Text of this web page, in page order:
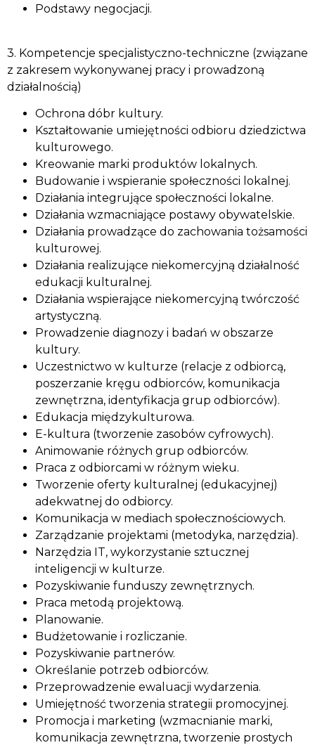
Podstawy negocjacji.
3. Kompetencje specjalistyczno-techniczne (związane
z zakresem wykonywanej pracy i prowadzoną
działalnością)
Ochrona dóbr kultury.
Kształtowanie umiejętności odbioru dziedzictwa
kulturowego.
Kreowanie marki produktów lokalnych.
Budowanie i wspieranie społeczności lokalnej.
Działania integrujące społeczności lokalne.
Działania wzmacniające postawy obywatelskie.
Działania prowadzące do zachowania tożsamości
kulturowej.
Działania realizujące niekomercyjną działalność
edukacji kulturalnej.
Działania wspierające niekomercyjną twórczość
artystyczną.
Prowadzenie diagnozy i badań w obszarze
kultury.
Uczestnictwo w kulturze (relacje z odbiorcą,
poszerzanie kręgu odbiorców, komunikacja
zewnętrzna, identyfikacja grup odbiorców).
Edukacja międzykulturowa.
E-kultura (tworzenie zasobów cyfrowych).
Animowanie różnych grup odbiorców.
Praca z odbiorcami w różnym wieku.
Tworzenie oferty kulturalnej (edukacyjnej)
adekwatnej do odbiorcy.
Komunikacja w mediach społecznościowych.
Zarządzanie projektami (metodyka, narzędzia).
Narzędzia IT, wykorzystanie sztucznej
inteligencji w kulturze.
Pozyskiwanie funduszy zewnętrznych.
Praca metodą projektową.
Planowanie.
Budżetowanie i rozliczanie.
Pozyskiwanie partnerów.
Określanie potrzeb odbiorców.
Przeprowadzenie ewaluacji wydarzenia.
Umiejętność tworzenia strategii promocyjnej.
Promocja i marketing (wzmacnianie marki,
komunikacja zewnętrzna, tworzenie prostych